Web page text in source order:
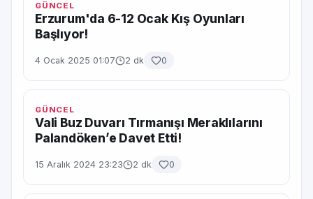
GÜNCEL
Erzurum'da 6-12 Ocak Kış Oyunları
Başlıyor!
4 Ocak 2025 01:07 2 dk 0
GÜNCEL
Vali Buz Duvarı Tırmanışı Meraklılarını
Palandöken’e Davet Etti!
15 Aralık 2024 23:23 2 dk 0